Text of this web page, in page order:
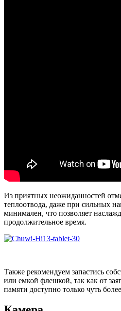
Из приятных неожиданностей
теплоотвода, даже при сильных
минимален, что позволяет
продолжительное время.
Также рекомендуем запастись
или емкой флешкой, так как от
памяти доступно только чуть